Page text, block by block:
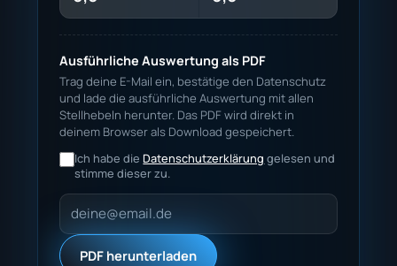
Ausführliche Auswertung als PDF
Trag deine E-Mail ein, bestätige den Datenschutz
und lade die ausführliche Auswertung mit allen
Stellhebeln herunter. Das PDF wird direkt in
deinem Browser als Download gespeichert.
Ich habe dieDatenschutzerklärung gelesen und
stimme dieser zu.
PDF herunterladen